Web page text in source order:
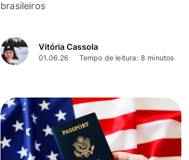
brasileiros
Vitória Cassola
01.06.26 Tempo de leitura: 8 minutos